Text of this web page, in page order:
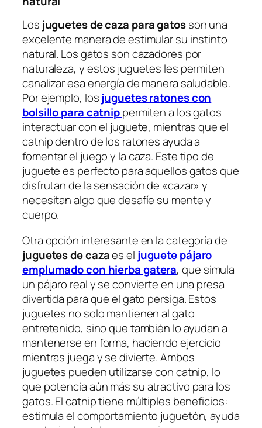
Los juguetes de caza para gatosson una
excelente manera de estimular su instinto
natural. Los gatos son cazadores por
naturaleza, y estos juguetes les permiten
canalizar esa energía de manera saludable.
Por ejemplo, losjuguetes ratones con
bolsillo para catnippermiten a los gatos
interactuar con el juguete, mientras que el
catnip dentro de los ratones ayuda a
fomentar el juego y la caza. Este tipo de
juguete es perfecto para aquellos gatos que
disfrutan de la sensación de «cazar» y
necesitan algo que desafíe su mente y
cuerpo.
Otra opción interesante en la categoría de
juguetes de cazaes el juguete pájaro
emplumado con hierba gatera, que simula
un pájaro real y se convierte en una presa
divertida para que el gato persiga. Estos
juguetes no solo mantienen al gato
entretenido, sino que también lo ayudan a
mantenerse en forma, haciendo ejercicio
mientras juega y se divierte. Ambos
juguetes pueden utilizarse con catnip, lo
que potencia aún más su atractivo para los
gatos. El catnip tiene múltiples beneficios:
estimula el comportamiento juguetón, ayuda